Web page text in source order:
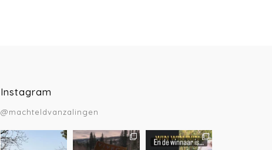
Instagram
@machteldvanzalingen